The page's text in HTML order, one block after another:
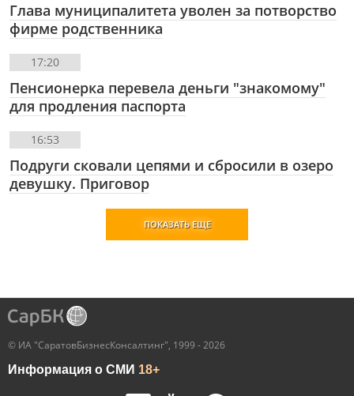
Глава муниципалитета уволен за потворство
фирме родственника
17:20
Пенсионерка перевела деньги "знакомому"
для продления паспорта
16:53
Подруги сковали цепями и сбросили в озеро
девушку. Приговор
ПОКАЗАТЬ ЕЩЕ
© ИА "СаратовБизнесКонсалтинг", 1999 - 2026
Информация о СМИ 18+